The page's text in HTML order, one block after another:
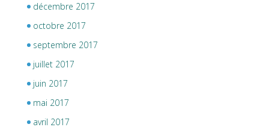
décembre 2017
octobre 2017
septembre 2017
juillet 2017
juin 2017
mai 2017
avril 2017